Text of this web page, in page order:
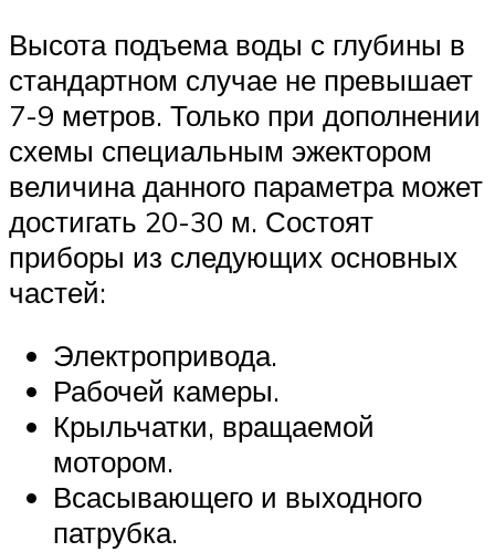
Высота подъема воды с глубины в
стандартном случае не превышает
7-9 метров. Только при дополнении
схемы специальным эжектором
величина данного параметра может
достигать 20-30 м. Состоят
приборы из следующих основных
частей:
Электропривода.
Рабочей камеры.
Крыльчатки, вращаемой
мотором.
Всасывающего и выходного
патрубка.